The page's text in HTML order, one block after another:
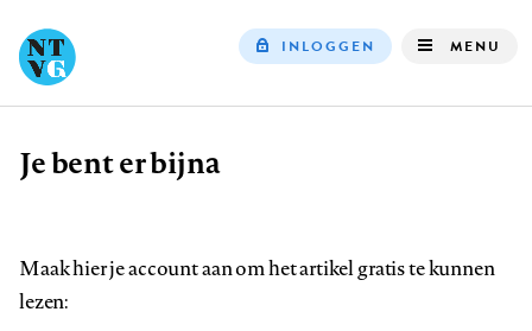
INLOGGEN MENU
Kruimelpad
Je bent er bijna
Maak hier je account aan om het artikel gratis te kunnen
lezen: